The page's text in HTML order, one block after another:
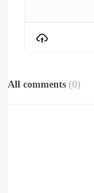
All comments (0)